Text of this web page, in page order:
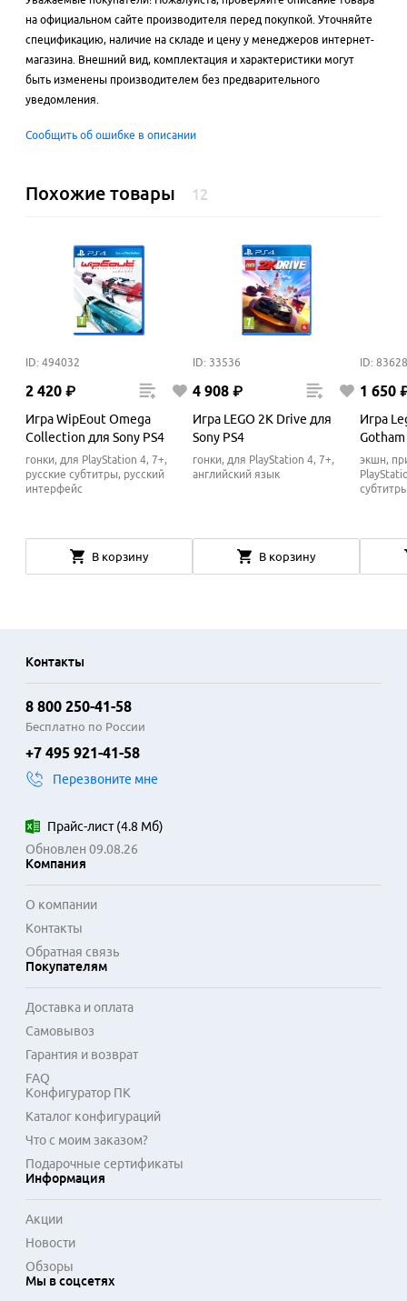
на официальном сайте производителя перед покупкой. Уточняйте
спецификацию, наличие на складе и цену у менеджеров интернет-
магазина. Внешний вид, комплектация и характеристики могут
быть изменены производителем без предварительного
уведомления.
Сообщить об ошибке в описании
Похожие товары 12
ID: 494032
2 420 ₽
Игра WipEout Omega
Collection для Sony PS4
гонки, для PlayStation 4, 7+,
русские субтитры, русский
интерфейс
В корзину
ID: 33536
4 908 ₽
Игра LEGO 2K Drive для
Sony PS4
гонки, для PlayStation 4, 7+,
английский язык
В корзину
ID: 83628
1 650
Игра
Gotham
экшн,
Контакты
8 800 250-41-58
Бесплатно по России
+7 495 921-41-58
Перезвоните мне
Прайс-лист(4.8 Мб)
Обновлен 09.08.26
Компания
О компании
Контакты
Обратная связь
Покупателям
Доставка и оплата
Самовывоз
Гарантия и возврат
FAQ
Конфигуратор ПК
Каталог конфигураций
Что с моим заказом?
Подарочные сертификаты
Информация
Акции
Новости
Обзоры
Мы в соцсетях